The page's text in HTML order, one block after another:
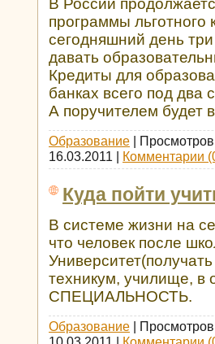
программы льготного
сегодняшний день
давать
Кредиты для
банках всего под два
А поручителем будет
Образование |
16.03.2011 | Комментарии
Куда пойти
В системе жизни на
что человек после
техникум, училище, в
СПЕЦИАЛЬНОСТЬ.
Образование |